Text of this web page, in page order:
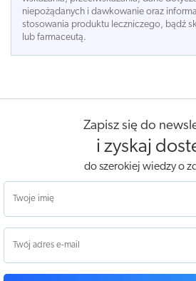
niepożądanych i dawkowanie oraz
stosowania produktu leczniczego, bądź
lub farmaceutą.
Zapisz się do
i zyskaj
do szerokiej wiedzy o